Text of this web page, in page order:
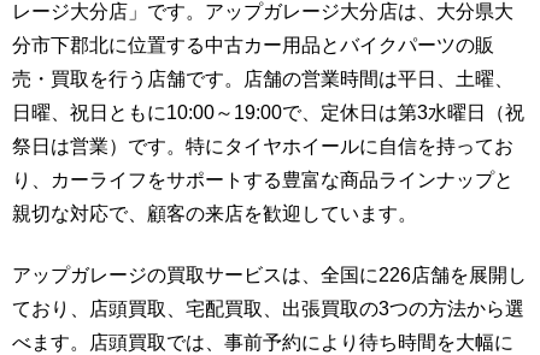
レージ大分店」です。アップガレージ大分店は、大分県大
分市下郡北に位置する中古カー用品とバイクパーツの販
売・買取を行う店舗です。店舗の営業時間は平日、土曜、
日曜、祝日ともに10:00～19:00で、定休日は第3水曜日（祝
祭日は営業）です。特にタイヤホイールに自信を持ってお
り、カーライフをサポートする豊富な商品ラインナップと
親切な対応で、顧客の来店を歓迎しています。
アップガレージの買取サービスは、全国に226店舗を展開し
ており、店頭買取、宅配買取、出張買取の3つの方法から選
べます。店頭買取では、事前予約により待ち時間を大幅に